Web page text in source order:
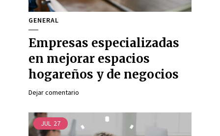
GENERAL
Empresas especializadas
en mejorar espacios
hogareños y de negocios
Dejar comentario
JUL 27